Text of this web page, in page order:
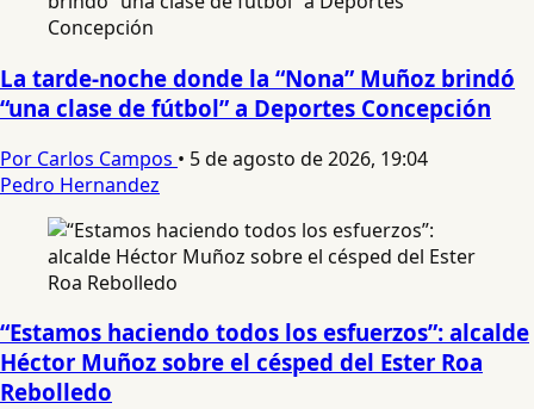
La tarde-noche donde la “Nona” Muñoz brindó
“una clase de fútbol” a Deportes Concepción
Por Carlos Campos • 5 de agosto de 2026, 19:04
Pedro Hernandez
“Estamos haciendo todos los esfuerzos”: alcalde
Héctor Muñoz sobre el césped del Ester Roa
Rebolledo